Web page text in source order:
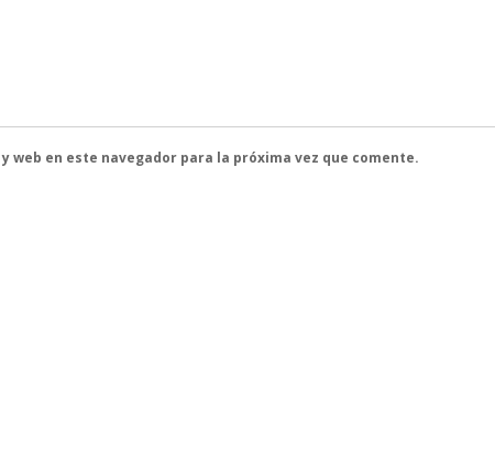
web en este navegador para la próxima vez que comente.